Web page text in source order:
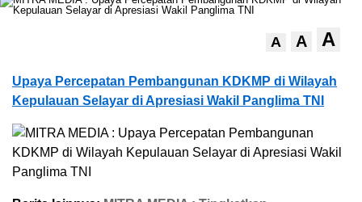
A A A
Upaya Percepatan Pembangunan KDKMP di Wilayah
Kepulauan Selayar di Apresiasi Wakil Panglima TNI